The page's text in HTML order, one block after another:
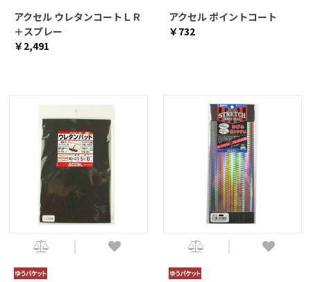
アクセル ウレタンコートＬＲ
＋スプレー
￥2,491
アクセル ポイントコート
￥732